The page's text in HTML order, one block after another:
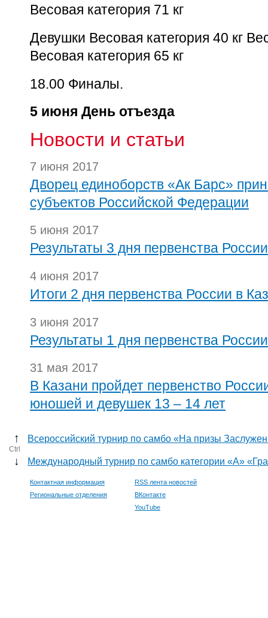
Весовая категория 71 кг
Девушки Весовая категория 40 кг
Весовая категория 65 кг
18.00 Финалы.
5 июня День отъезда
Новости и статьи
7 июня 2017
Дворец единоборств «Ак Барс»
субъектов Российской Федерации
5 июня 2017
Результаты 3 дня первенства
4 июня 2017
Итоги 2 дня первенства России в
3 июня 2017
Результаты 1 дня первенства
31 мая 2017
В Казани пройдет первенство
юношей и девушек 13 – 14 лет
↑ Всероссийский турнир по самбо «На призы
Ctrl
↓ Международный турнир по самбо категории «А»
Контактная информация
Региональные отделения
RSS лента новостей
ВКонтакте
YouTube